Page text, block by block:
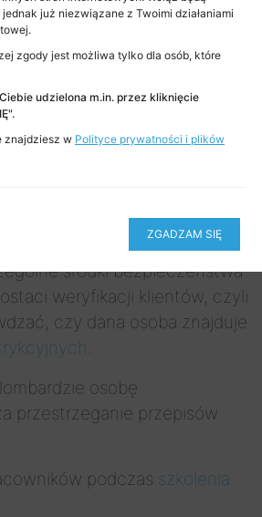
AML wraz
ustawę AML załącznikami
anonimowego zgłoszenia
bezpieczeństwa
ryzyko prania pieniędzy
środki bezpieczeństwa
weryfikacji klientów, czyli
czy dana osoba znajduje
.
osobę
przestrzeganie przepisów
podczas szkolenia
już niezwiązane z Twoimi działaniami
zgody jest możliwa tylko dla osób, które
udzielona m.in. przez kliknięcie
znajdziesz w Polityce prywatności i plików
ZGADZAM SIĘ